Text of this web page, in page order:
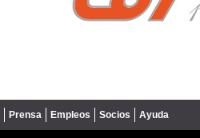
Prensa Empleos Socios Ayuda